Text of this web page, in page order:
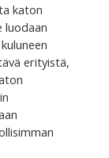
katon
luodaan
erityistä,